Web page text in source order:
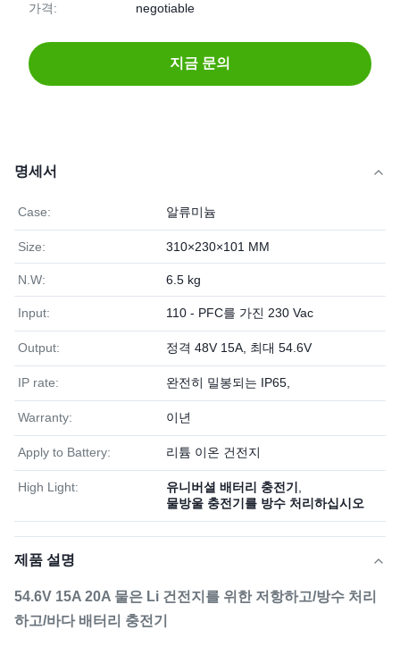
가격: negotiable
지금 문의
명세서
Case: 알류미늄
Size: 310×230×101 MM
N.W: 6.5 kg
Input: 110 - PFC를 가진 230 Vac
Output: 정격 48V 15A, 최대 54.6V
IP rate: 완전히 밀봉되는 IP65,
Warranty: 이년
Apply to Battery: 리튬 이온 건전지
High Light: 유니버셜 배터리 충전기
물방울 충전기를 방수 처리하십시오
제품 설명
54.6V 15A 20A 물은 Li 건전지를 위한 저항하고/방수 처리
하고/바다 배터리 충전기